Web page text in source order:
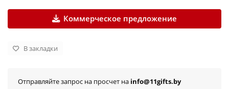
Коммерческое предложение
В закладки
Отправляйте запрос на просчет на info@11gifts.by